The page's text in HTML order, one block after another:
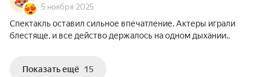
5 ноября 2025
Спектакль оставил сильное впечатление. Актеры играли
блестяще, и все действо держалось на одном дыхании..
Показать ещё 15